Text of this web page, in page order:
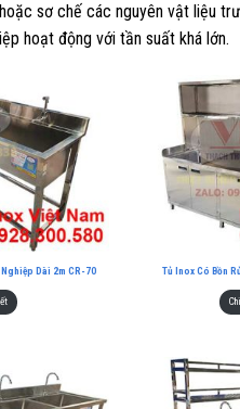
sơ chế các nguyên vật liệu
hoạt động với tần suất khá lớn.
Dài 2m CR-70 Tủ Inox Có Bồn